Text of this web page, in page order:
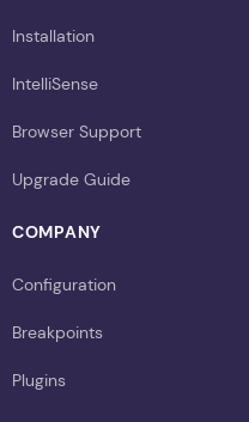
Installation
IntelliSense
Browser Support
Upgrade Guide
COMPANY
Configuration
Breakpoints
Plugins